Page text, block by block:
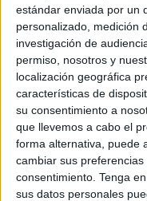
estándar enviada por un
personalizado, medición
investigación de
permiso, nosotros y
localización geográfica
características de
su consentimiento a
que llevemos a cabo el
forma alternativa, puede
cambiar sus
consentimiento. Tenga
sus datos personales
El próximo encuentro
laAD Ceuta FCserá
diciembre, cuando se
Sociedad Bfuera de
FaroTVha salido a la
cómo piensan que los
marcador en el